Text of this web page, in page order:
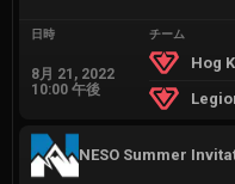
日時
8月 21, 2022
10:00 午後
チーム
Hog
NESO Summer